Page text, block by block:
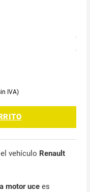
vehículo Renault
motor ucees